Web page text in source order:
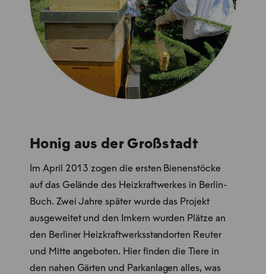
Honig aus der Großstadt
Im April 2013 zogen die ersten Bienenstöcke
auf das Gelände des Heizkraftwerkes in Berlin-
Buch. Zwei Jahre später wurde das Projekt
ausgeweitet und den Imkern wurden Plätze an
den Berliner Heizkraftwerksstandorten Reuter
und Mitte angeboten. Hier finden die Tiere in
den nahen Gärten und Parkanlagen alles, was